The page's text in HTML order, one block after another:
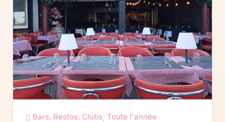
Bars, Restos, Clubs, Toute l'année